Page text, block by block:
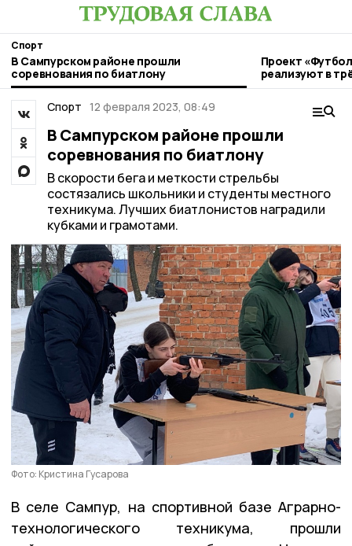
Спорт
В Сампурском районе прошли
соревнования по биатлону
Проект
реализуют в
Тамбовской
Спорт 12 февраля 2023, 08:49
В Сампурском районе прошли
соревнования по биатлону
В скорости бега и меткости стрельбы
состязались школьники и студенты местного
техникума. Лучших биатлонистов наградили
кубками и грамотами.
Фото: Кристина Гусарова
В селе Сампур, на спортивной базе Аграрно-
технологического техникума, прошли